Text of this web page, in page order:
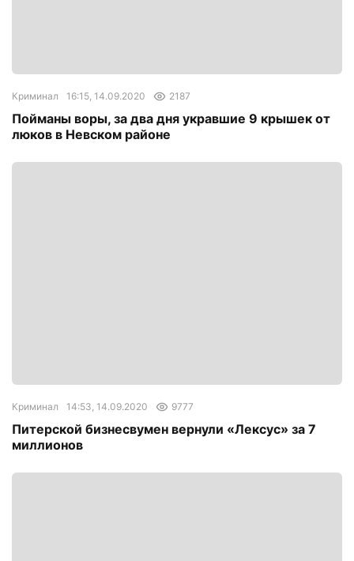
Криминал 16:15, 14.09.2020 2187
Пойманы воры, за два дня укравшие 9 крышек от
люков в Невском районе
Криминал 14:53, 14.09.2020 9777
Питерской бизнесвумен вернули «Лексус» за 7
миллионов